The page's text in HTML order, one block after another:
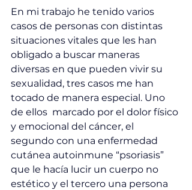
En mi trabajo he tenido varios
casos de personas con distintas
situaciones vitales que les han
obligado a buscar maneras
diversas en que pueden vivir su
sexualidad, tres casos me han
tocado de manera especial. Uno
de ellos  marcado por el dolor físico
y emocional del cáncer, el
segundo con una enfermedad
cutánea autoinmune “psoriasis”
que le hacía lucir un cuerpo no
estético y el tercero una persona